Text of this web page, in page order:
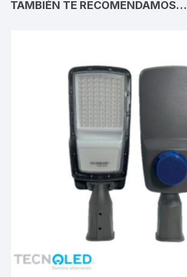
TAMBIÉN TE RECOMENDAMOS…